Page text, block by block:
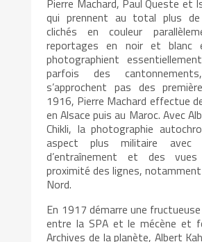
qui prennent au total plus de
clichés en couleur
reportages en noir et blanc
photographient
parfois des
s’approchent pas des
1916, Pierre Machard effectue
en Alsace puis au Maroc. Avec
Chikli, la photographie
aspect plus militaire avec
d’entraînement et des
proximité des lignes,
Nord.
En 1917 démarre une
entre la SPA et le mécène et
Archives de la planète, Albert